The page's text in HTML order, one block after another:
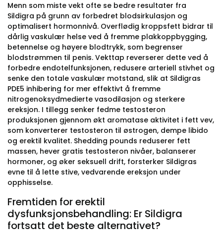
Menn som miste vekt ofte se bedre resultater fra
Sildigra på grunn av forbedret blodsirkulasjon og
optimalisert hormonnivå. Overflødig kroppsfett bidrar til
dårlig vaskulær helse ved å fremme plakkoppbygging,
betennelse og høyere blodtrykk, som begrenser
blodstrømmen til penis. Vekttap reverserer dette ved å
forbedre endotelfunksjonen, redusere arteriell stivhet og
senke den totale vaskulær motstand, slik at Sildigras
PDE5 inhibering for mer effektivt å fremme
nitrogenoksydmedierte vasodilasjon og sterkere
ereksjon. I tillegg senker fedme testosteron
produksjonen gjennom økt aromatase aktivitet i fett vev,
som konverterer testosteron til østrogen, dempe libido
og erektil kvalitet. Shedding pounds reduserer fett
massen, hever gratis testosteron nivåer, balanserer
hormoner, og øker seksuell drift, forsterker Sildigras
evne til å lette stive, vedvarende ereksjon under
opphisselse.
Fremtiden for erektil
dysfunksjonsbehandling: Er Sildigra
fortsatt det beste alternativet?